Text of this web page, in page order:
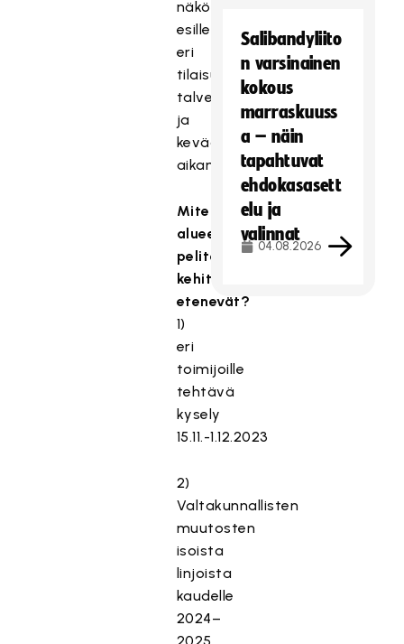
näkökulmat
esille
eri
tilaisuuksissa
talven
ja
kevään
aikana.
Miten
alueellisen
pelitoiminnan
kehitysaskeleet
etenevät?
1)
eri
toimijoille
tehtävä
kysely
15.11.-1.12.2023
2)
Valtakunnallisten
muutosten
isoista
linjoista
kaudelle
2024–
Salibandyliito
n varsinainen
kokous
marraskuuss
a – näin
tapahtuvat
ehdokasasett
elu ja
valinnat
04.08.2026